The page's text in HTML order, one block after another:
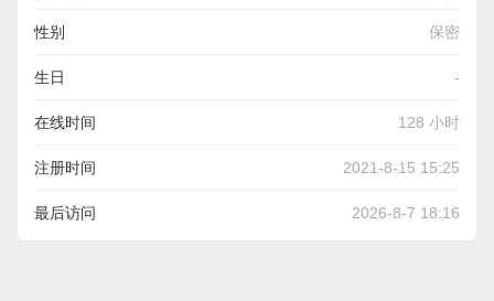
性别 保密
生日 -
在线时间 128 小时
注册时间 2021-8-15 15:25
最后访问 2026-8-7 18:16